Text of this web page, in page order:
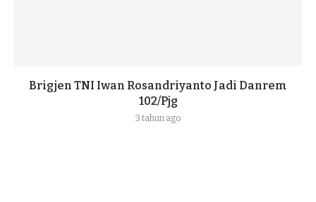
Brigjen TNI Iwan Rosandriyanto Jadi Danrem
102/Pjg
3 tahun ago